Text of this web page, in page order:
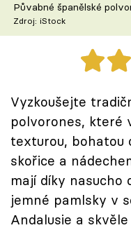
Těhotnej kuchař
Sledujte prima+
Přihlášení
Sledujte nás
Půvabné španělské
Zdroj: iStock
Vyzkoušejte
polvorones, které
texturou, bohatou
skořice a
mají díky nasucho
jemné pamlsky v
Andalusie a